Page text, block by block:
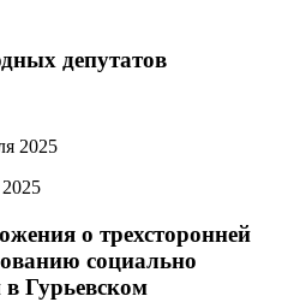
депутатов
2025
о трехсторонней
социально
Гурьевском